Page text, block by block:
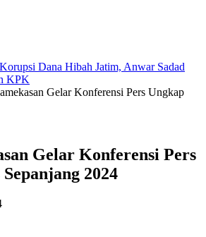
Dana Hibah Jatim, Anwar Sadad
KPK
Gelar Konferensi Pers Ungkap
Gelar Konferensi Pers
2024